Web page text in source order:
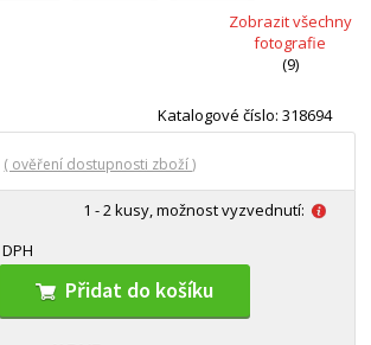
Zobrazit všechny
fotografie
(9)
Katalogové číslo: 318694
( ověření dostupnosti zboží )
1 - 2 kusy, možnost vyzvednutí:
Přidat do košíku